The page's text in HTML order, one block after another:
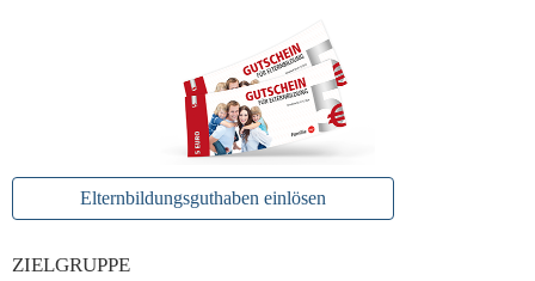
Elternbildungsguthaben einlösen
ZIELGRUPPE